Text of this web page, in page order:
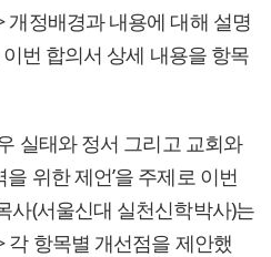
개정배경과 내용에 대해 설명
번 합의서 상세 내용을 항목
실태와 정서 그리고 교회와
위한 제언’을 주제로 이번
사(서울신대 실천신학박사)는
각 항목별 개선점을 제안했